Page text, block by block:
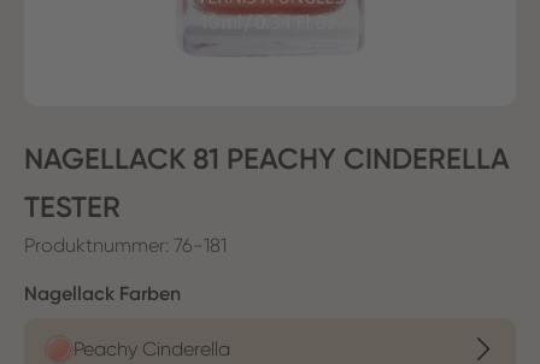
NAGELLACK 81 PEACHY CINDERELLA
TESTER
Produktnummer: 76-181
Nagellack Farben
Peachy Cinderella